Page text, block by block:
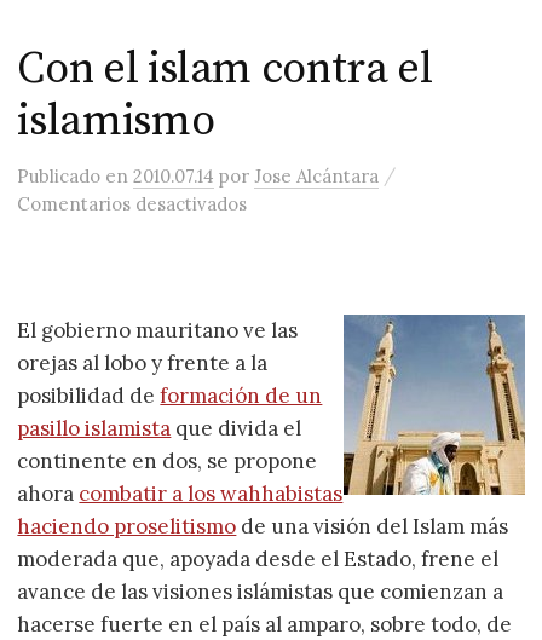
Con el islam contra el
islamismo
Publicado en2010.07.14 porJose Alcántara /
Comentarios desactivadosen Con el islam contra el
El gobierno mauritano ve las
orejas al lobo y frente a la
posibilidad deformación de un
pasillo islamista que divida el
continente en dos, se propone
ahora combatir a los wahhabistas
haciendo proselitismo de una visión del Islam más
moderada que, apoyada desde el Estado, frene el
avance de las visiones islámistas que comienzan a
hacerse fuerte en el país al amparo, sobre todo, de